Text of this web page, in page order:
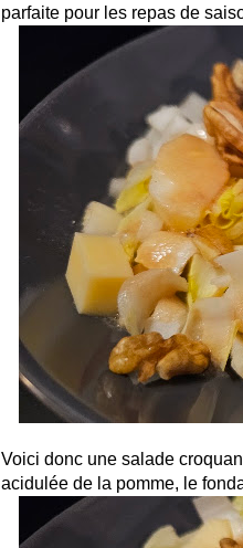
parfaite pour les repas de
Voici donc une salade
acidulée de la pomme, le